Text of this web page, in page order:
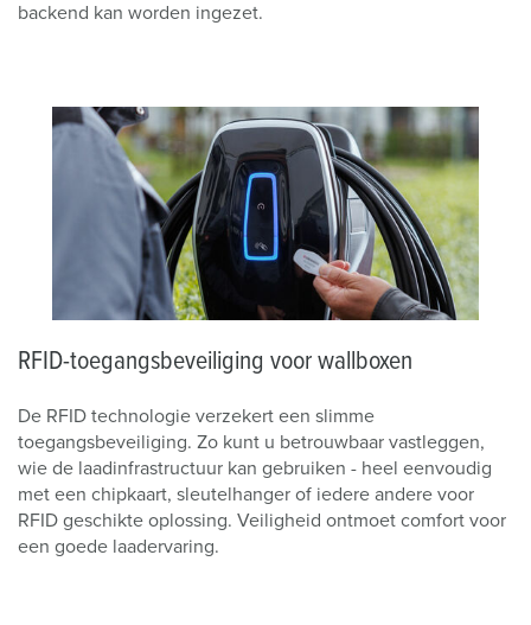
backend kan worden ingezet.
RFID-toegangsbeveiliging voor wallboxen
De RFID technologie verzekert een slimme
toegangsbeveiliging. Zo kunt u betrouwbaar vastleggen,
wie de laadinfrastructuur kan gebruiken - heel eenvoudig
met een chipkaart, sleutelhanger of iedere andere voor
RFID geschikte oplossing. Veiligheid ontmoet comfort voor
een goede laadervaring.